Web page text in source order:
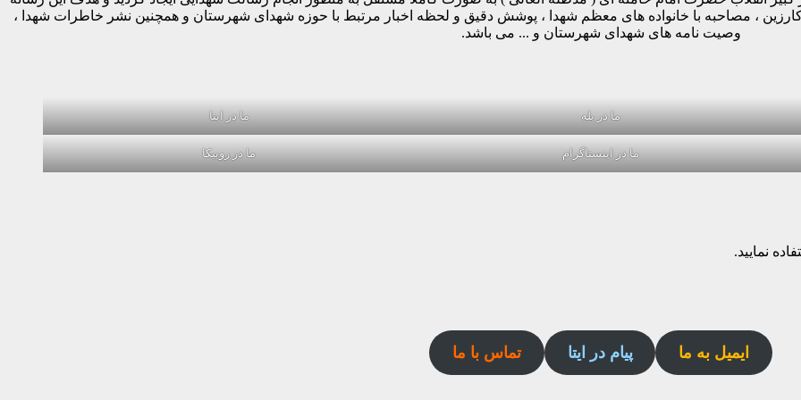
، مصاحبه با خانواده های معظم شهدا ، پوشش دقیق و لحظه اخبار مرتبط با حوزه شهدای شهرستان و همچنین نشر خاطرات شهدا ،
وصیت نامه های شهدای شهرستان و ... می باشد.
ما در بله ما در ایتا
ما در اینستاگرام ما در روبیکا
نمایید.
ایمیل به ما پیام در ایتا تماس با ما